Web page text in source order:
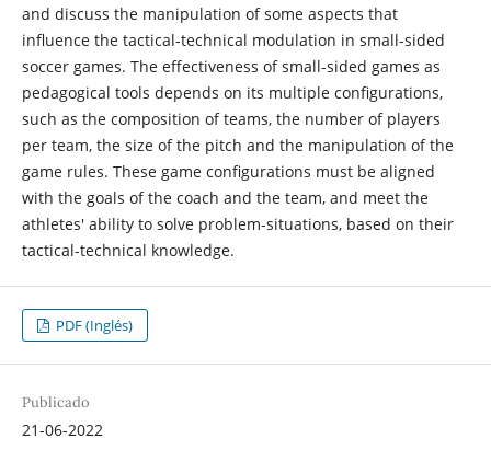
and discuss the manipulation of some aspects that
influence the tactical-technical modulation in small-sided
soccer games. The effectiveness of small-sided games as
pedagogical tools depends on its multiple configurations,
such as the composition of teams, the number of players
per team, the size of the pitch and the manipulation of the
game rules. These game configurations must be aligned
with the goals of the coach and the team, and meet the
athletes' ability to solve problem-situations, based on their
tactical-technical knowledge.
PDF (Inglés)
Publicado
21-06-2022